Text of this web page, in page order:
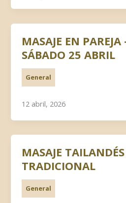
MASAJE EN PAREJA
SÁBADO 25 ABRIL
General
12 abril, 2026
MASAJE TAILANDÉS
TRADICIONAL
General